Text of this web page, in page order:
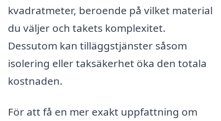
kvadratmeter, beroende på vilket material
du väljer och takets komplexitet.
Dessutom kan tilläggstjänster såsom
isolering eller taksäkerhet öka den totala
kostnaden.
För att få en mer exakt uppfattning om